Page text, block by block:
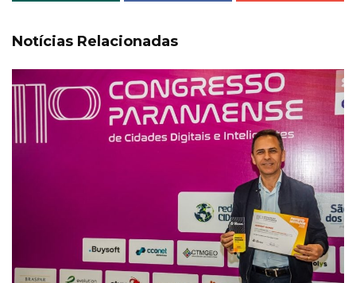
Notícias Relacionadas